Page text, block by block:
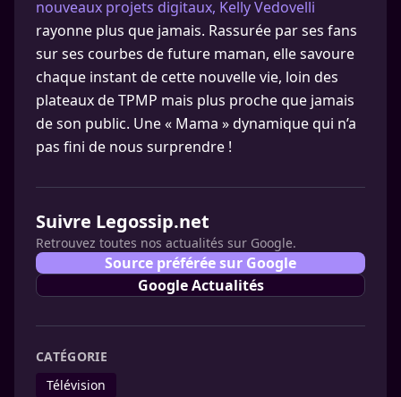
nouveaux projets digitaux, Kelly Vedovelli
rayonne plus que jamais. Rassurée par ses fans
sur ses courbes de future maman, elle savoure
chaque instant de cette nouvelle vie, loin des
plateaux de TPMP mais plus proche que jamais
de son public. Une « Mama » dynamique qui n’a
pas fini de nous surprendre !
Suivre Legossip.net
Retrouvez toutes nos actualités sur Google.
Source préférée sur Google
Google Actualités
CATÉGORIE
Télévision